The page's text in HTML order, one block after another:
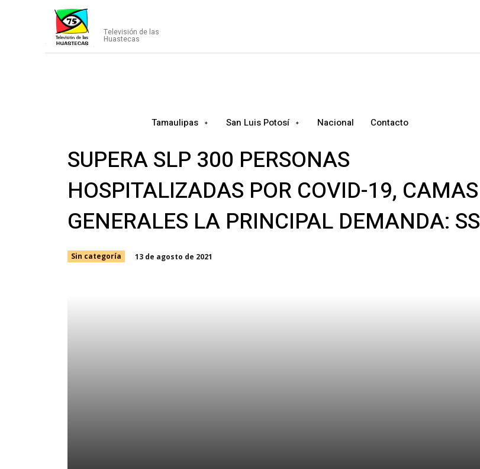
Televisión de las
Huastecas
Tamaulipas San Luis Potosí Nacional Contacto
SUPERA SLP 300 PERSONAS
HOSPITALIZADAS POR COVID-19, CAMAS
GENERALES LA PRINCIPAL DEMANDA: SS
Sin categoría 13 de agosto de 2021